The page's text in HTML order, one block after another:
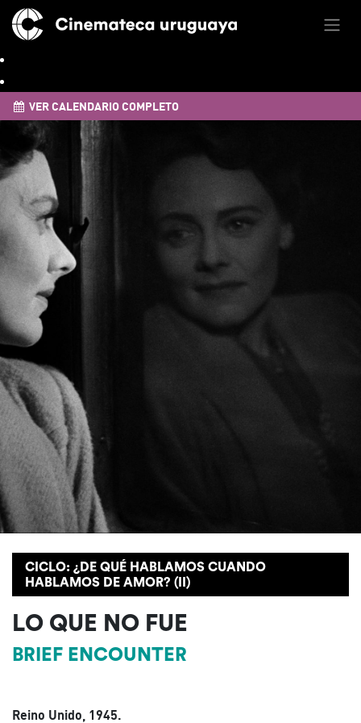
VER CALENDARIO COMPLETO
CICLO: ¿DE QUÉ HABLAMOS CUANDO
HABLAMOS DE AMOR? (II)
LO QUE NO FUE
BRIEF ENCOUNTER
Reino Unido, 1945.